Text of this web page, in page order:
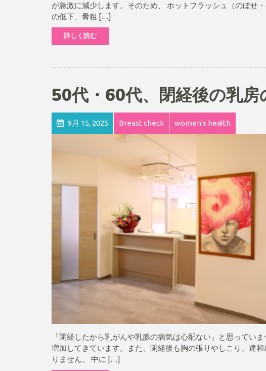
が急激に減少します。そのため、 ホットフラッシュ（のぼせ
の低下、骨粗 […]
詳しく読む
50代・60代、閉経後の乳房
9月 15, 2025 Breast check women's health
「閉経したから乳がんや乳腺の病気は心配ない」と思ってい
増加してきています。また、閉経後も胸の張りやしこり、違
りません。 中に […]